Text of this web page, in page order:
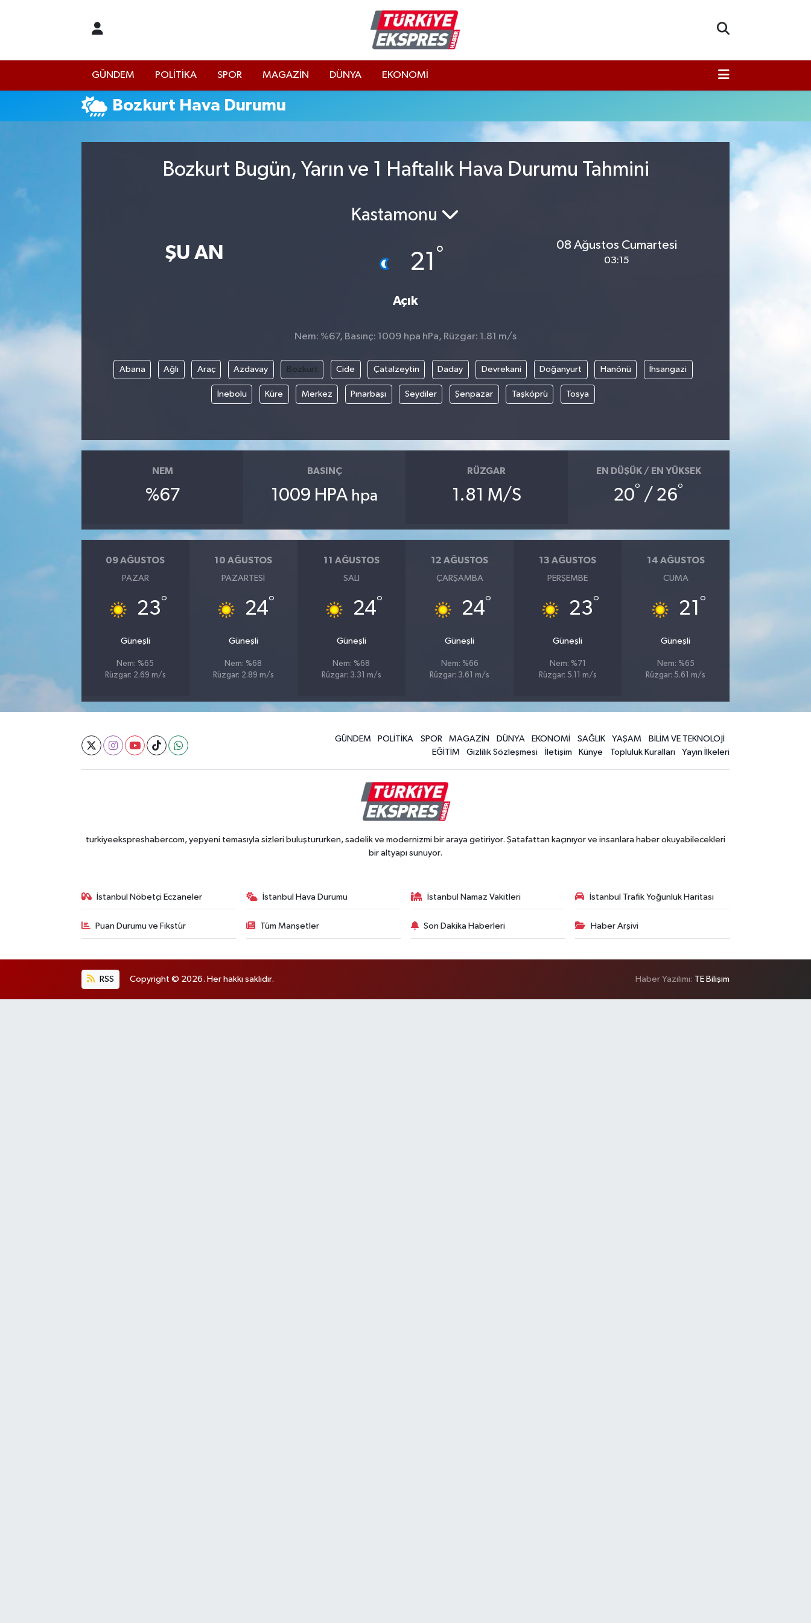
GÜNDEM POLİTİKA SPOR MAGAZİN DÜNYA EKONOMİ
Bozkurt Hava Durumu
Bozkurt Bugün, Yarın ve 1 Haftalık Hava Durumu Tahmini
ŞU AN
Kastamonu
21 °
Açık
08 Ağustos Cumartesi
03:15
Nem: %67, Basınç: 1009 hpa hPa, Rüzgar: 1.81 m/s
Abana Ağlı Araç Azdavay Bozkurt Cide Çatalzeytin Daday Devrekani Doğanyurt Hanönü İhsangazi
İnebolu Küre Merkez Pınarbaşı Seydiler Şenpazar Taşköprü Tosya
NEM
%67
BASINÇ
1009 HPA hpa
RÜZGAR
1.81 M/S
EN DÜŞÜK / EN YÜKSEK
20° / 26°
09 AĞUSTOS
PAZAR
23°
Güneşli
Nem: %65
Rüzgar: 2.69 m/s
10 AĞUSTOS
PAZARTESI
24°
Güneşli
Nem: %68
Rüzgar: 2.89 m/s
11 AĞUSTOS
SALI
24°
Güneşli
Nem: %68
Rüzgar: 3.31 m/s
12 AĞUSTOS
ÇARŞAMBA
24°
Güneşli
Nem: %66
Rüzgar: 3.61 m/s
13 AĞUSTOS
PERŞEMBE
23°
Güneşli
Nem: %71
Rüzgar: 5.11 m/s
14 AĞUSTOS
CUMA
21 °
Güneşli
Nem: %65
Rüzgar: 5.61 m/s
GÜNDEM POLİTİKA SPOR MAGAZİN DÜNYA EKONOMİ SAĞLIK YAŞAM
BİLİM VE TEKNOLOJİ
EĞİTİM
Gizlilik Sözleşmesi İletişim Künye Topluluk Kuralları Yayın İlkeleri
turkiyeekspreshabercom, yepyeni temasıyla sizleri buluştururken, sadelik ve modernizmi bir araya getiriyor. Şatafattan kaçınıyor ve insanlara haber okuyabilecekleri
bir altyapı sunuyor.
İstanbul Nöbetçi Eczaneler İstanbul Hava Durumu İstanbul Namaz Vakitleri İstanbul Trafik Yoğunluk Haritası
Puan Durumu ve Fikstür Tüm Manşetler Son Dakika Haberleri Haber Arşivi
RSS Copyright © 2026. Her hakkı saklıdır. Haber Yazılımı: TE Bilişim
İstanbul Hava Durumu
İstanbul Namaz Vakitleri
Süper Lig Puan Durumu ve Fikstür